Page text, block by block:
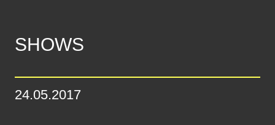
SHOWS
24.05.2017